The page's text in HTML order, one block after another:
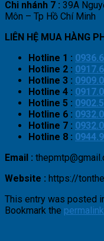
Chi nhánh 7 : 39A
Môn – Tp Hồ Chí Minh
LIÊN HỆ MUA HÀNG
Hotline 1 :
Hotline 2 :
Hotline 3 :
Hotline 4 :
Hotline 5 :
Hotline 6 :
Hotline 7 :
Hotline 8 :
Email :
Website : https://
This entry was posted
Bookmark the permalink